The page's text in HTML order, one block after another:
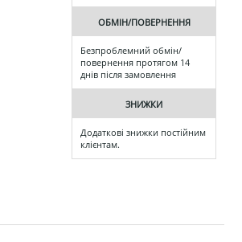
ОБМІН/ПОВЕРНЕННЯ
Безпроблемний обмін/
повернення протягом 14
днів після замовлення
ЗНИЖКИ
Додаткові знижки постійним
клієнтам.